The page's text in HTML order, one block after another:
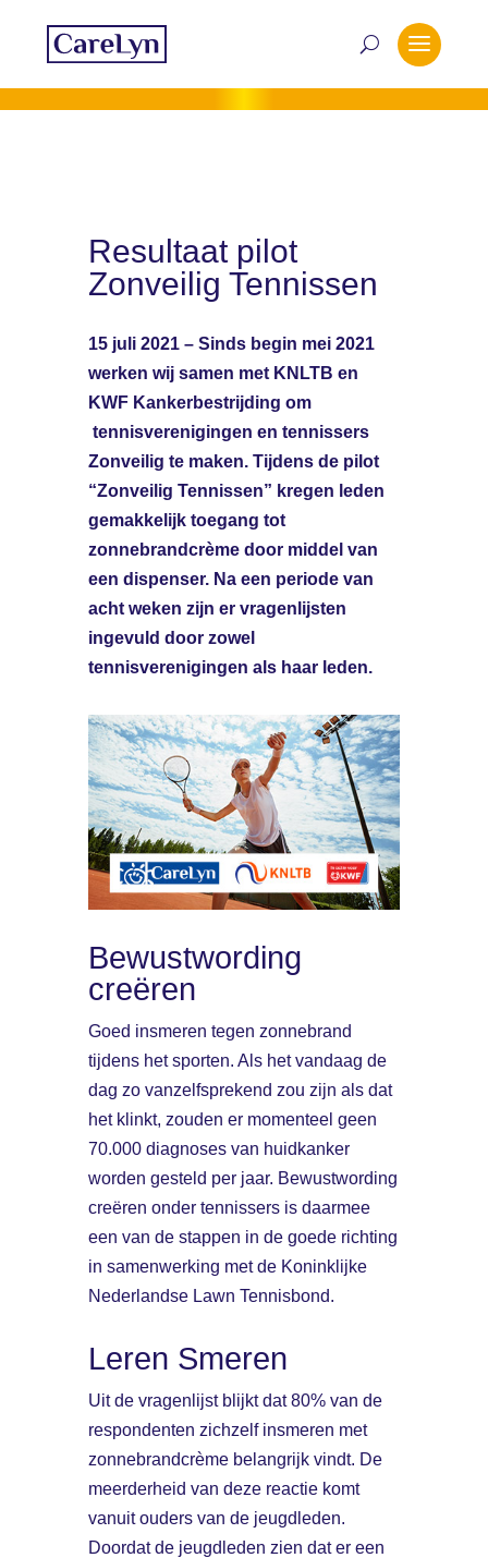
Resultaat pilot
Zonveilig Tennissen
15 juli 2021 – Sinds begin mei 2021
werken wij samen met KNLTB en
KWF Kankerbestrijding om
tennisverenigingen en tennissers
Zonveilig te maken. Tijdens de pilot
“Zonveilig Tennissen” kregen leden
gemakkelijk toegang tot
zonnebrandcrème door middel van
een dispenser. Na een periode van
acht weken zijn er vragenlijsten
ingevuld door zowel
tennisverenigingen als haar leden.
Bewustwording
creëren
Goed insmeren tegen zonnebrand
tijdens het sporten. Als het vandaag de
dag zo vanzelfsprekend zou zijn als dat
het klinkt, zouden er momenteel geen
70.000 diagnoses van huidkanker
worden gesteld per jaar. Bewustwording
creëren onder tennissers is daarmee
een van de stappen in de goede richting
in samenwerking met de Koninklijke
Nederlandse Lawn Tennisbond.
Leren Smeren
Uit de vragenlijst blijkt dat 80% van de
respondenten zichzelf insmeren met
zonnebrandcrème belangrijk vindt. De
meerderheid van deze reactie komt
vanuit ouders van de jeugdleden.
Doordat de jeugdleden zien dat er een